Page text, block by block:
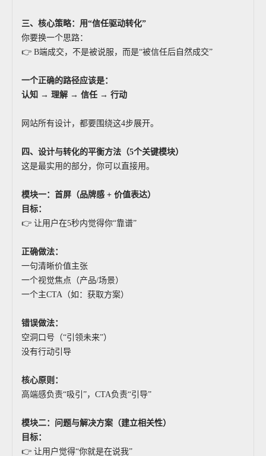
三、核心策略：用“信任驱动转化”
你要换一个思路：
👉 B端成交，不是被说服，而是“被信任后自然成交”
一个正确的路径应该是：
认知 → 理解 → 信任 → 行动
网站所有设计，都要围绕这4步展开。
四、设计与转化的平衡方法（5个关键模块）
这是最实用的部分，你可以直接用。
模块一：首屏（品牌感 + 价值表达）
目标：
👉 让用户在5秒内觉得你“靠谱”
正确做法：
一句清晰价值主张
一个视觉焦点（产品/场景）
一个主CTA（如：获取方案）
错误做法：
空洞口号（“引领未来”）
没有行动引导
核心原则：
高端感负责“吸引”，CTA负责“引导”
模块二：问题与解决方案（建立相关性）
目标：
👉 让用户觉得“你就是在说我”